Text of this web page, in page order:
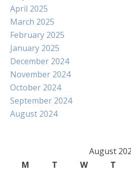
April 2025
March 2025
February 2025
January 2025
December 2024
November 2024
October 2024
September 2024
August 2024
August
M
T W T